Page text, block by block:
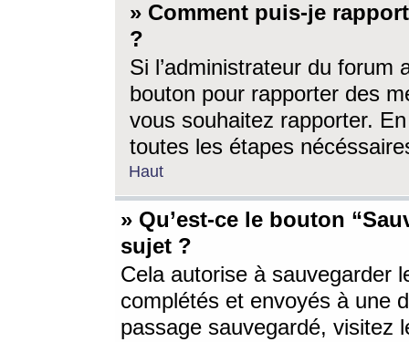
» Comment puis-je
?
Si l’administrateur du forum
bouton pour rapporter des
vous souhaitez rapporter.
toutes les étapes
Haut
» Qu’est-ce le bouton
sujet ?
Cela autorise à sauvegarder
complétés et envoyés à une
passage sauvegardé, visitez